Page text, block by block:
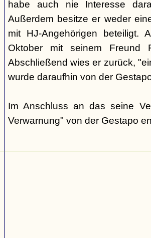
habe auch nie Interesse
Außerdem besitze er weder
mit HJ-Angehörigen
Oktober mit seinem Freund
Abschließend wies er zurück,
wurde daraufhin von der
Im Anschluss an das seine
Verwarnung" von der Gestapo